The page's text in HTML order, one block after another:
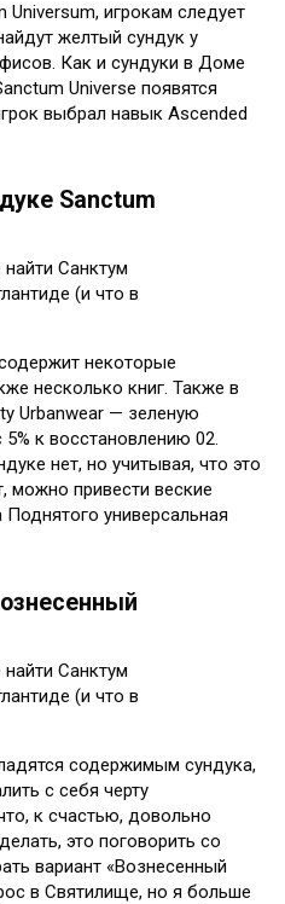
Universum, игрокам следует
желтый сундук у
Как и сундуки в Доме
Universe появятся
выбрал навык Ascended
Sanctum
некоторые
несколько книг. Также в
Urbanwear — зеленую
к восстановлению 02.
нет, но учитывая, что это
можно привести веские
универсальная
содержимым сундука,
с себя черту
к счастью, довольно
это поговорить со
вариант «Вознесенный
в Святилище, но я больше